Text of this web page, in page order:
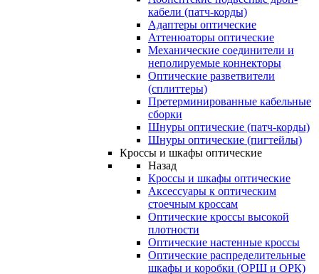
кабели (патч-корды)
Адаптеры оптические
Аттенюаторы оптические
Механические соединители и
неполируемые коннекторы
Оптические разветвители
(сплиттеры)
Претерминированные кабельные
сборки
Шнуры оптические (патч-корды)
Шнуры оптические (пигтейлы)
Кроссы и шкафы оптические
Назад
Кроссы и шкафы оптические
Аксессуары к оптическим
стоечным кроссам
Оптические кроссы высокой
плотности
Оптические настенные кроссы
Оптические распределительные
шкафы и коробки (ОРШ и ОРК)